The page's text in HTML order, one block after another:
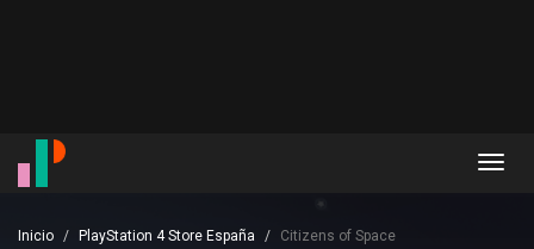
Inicio PlayStation 4 Store España Citizens of Space